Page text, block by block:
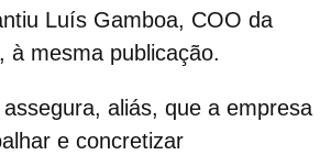
Luís Gamboa, COO da
à mesma publicação.
aliás, que a empresa
e concretizar